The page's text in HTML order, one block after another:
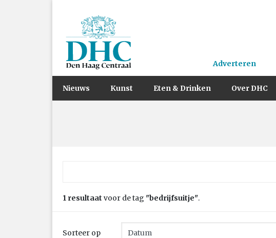
Adverteren
Nieuws Kunst Eten & Drinken Over DHC
1 resultaat voor de tag "bedrijfsuitje".
Sorteer op